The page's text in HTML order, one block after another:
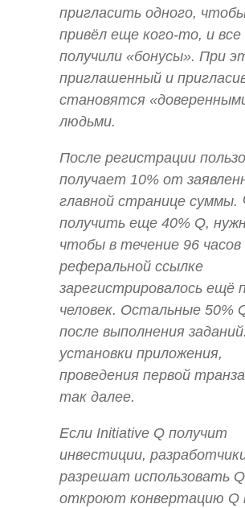
пригласить одного,
привёл еще кого-то, и все
получили «бонусы». При
приглашенный и
становятся
людьми.
После регистрации
получает 10% от
главной странице
получить еще 40% Q,
чтобы в течение 96 часов
реферальной ссылке
зарегистрировалось ещё
человек. Остальные 50%
после выполнения
установки приложения,
проведения первой
так далее.
Если Initiative Q получит
инвестиции,
разрешат использовать
откроют конвертацию Q